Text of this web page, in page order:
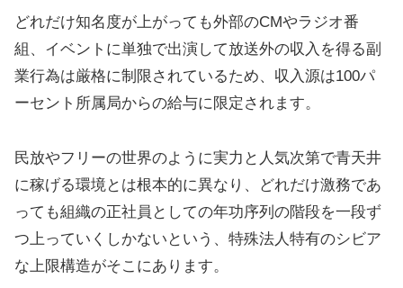
どれだけ知名度が上がっても外部のCMやラジオ番
組、イベントに単独で出演して放送外の収入を得る副
業行為は厳格に制限されているため、収入源は100パ
ーセント所属局からの給与に限定されます。
民放やフリーの世界のように実力と人気次第で青天井
に稼げる環境とは根本的に異なり、どれだけ激務であ
っても組織の正社員としての年功序列の階段を一段ず
つ上っていくしかないという、特殊法人特有のシビア
な上限構造がそこにあります。